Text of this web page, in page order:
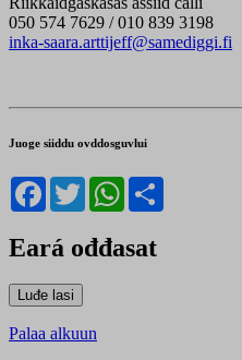
050 574 7629 / 010 839 3198
inka-saara.arttijeff@samediggi.fi
Juoge siiddu ovddosguvlui
Facebook
TwitterWhatsApp
Eará ođđasat
Palaa alkuun